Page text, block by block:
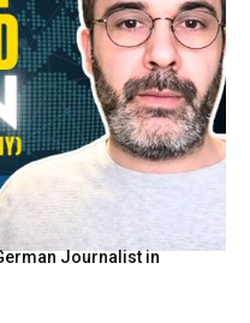
Journalist in